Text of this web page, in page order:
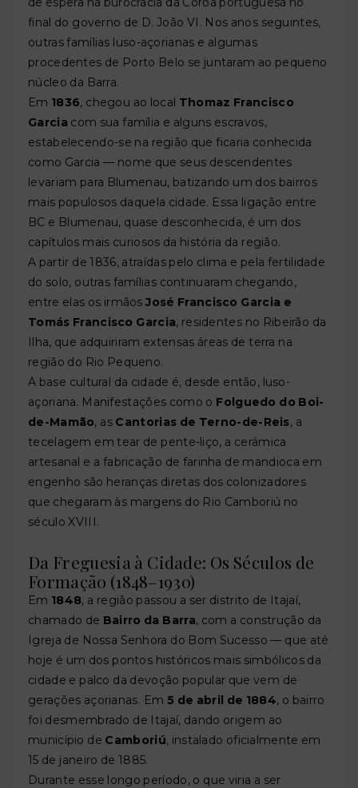
final do governo de D. João VI. Nos anos seguintes,
outras famílias luso-açorianas e algumas
procedentes de Porto Belo se juntaram ao pequeno
núcleo da Barra.
Em 1836, chegou ao local Thomaz Francisco
Garcia com sua família e alguns escravos,
estabelecendo-se na região que ficaria conhecida
como Garcia — nome que seus descendentes
levariam para Blumenau, batizando um dos bairros
mais populosos daquela cidade. Essa ligação entre
BC e Blumenau, quase desconhecida, é um dos
capítulos mais curiosos da história da região.
A partir de 1836, atraídas pelo clima e pela fertilidade
do solo, outras famílias continuaram chegando,
entre elas os irmãosJosé Francisco Garcia e
Tomás Francisco Garcia, residentes no Ribeirão da
Ilha, que adquiriram extensas áreas de terra na
região do Rio Pequeno.
A base cultural da cidade é, desde então, luso-
açoriana. Manifestações como o Folguedo do Boi-
de-Mamão, as Cantorias de Terno-de-Reis, a
tecelagem em tear de pente-liço, a cerâmica
artesanal e a fabricação de farinha de mandioca em
engenho são heranças diretas dos colonizadores
que chegaram às margens do Rio Camboriú no
século XVIII.
Da Freguesia à Cidade: Os Séculos de
Formação (1848–1930)
Em 1848, a região passou a ser distrito de Itajaí,
chamado de Bairro da Barra, com a construção da
Igreja de Nossa Senhora do Bom Sucesso — que até
hoje é um dos pontos históricos mais simbólicos da
cidade e palco da devoção popular que vem de
gerações açorianas. Em 5 de abril de 1884, o bairro
foi desmembrado de Itajaí, dando origem ao
município de Camboriú, instalado oficialmente em
15 de janeiro de 1885.
Durante esse longo período, o que viria a ser